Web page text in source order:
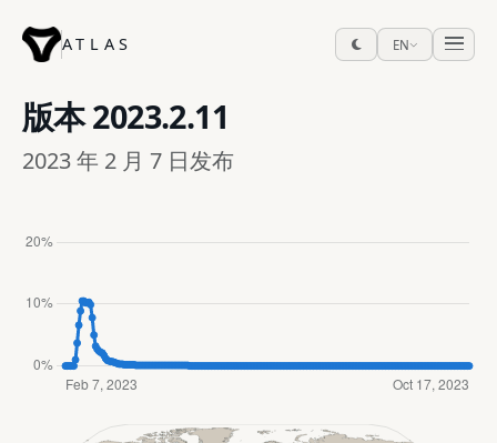
ATLAS EN
版本2023.2.11
2023 年 2 月 7 日发布